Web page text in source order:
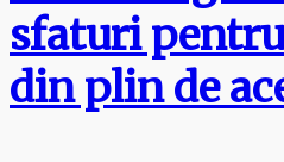
sfaturi
din plin de